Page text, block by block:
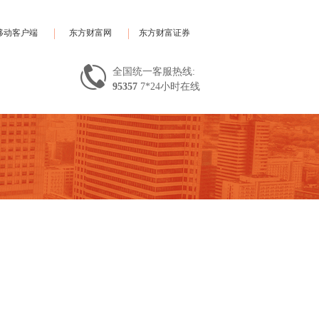
动客户端 东方财富网 东方财富证券
全国统一客服热线:
95357 7*24小时在线